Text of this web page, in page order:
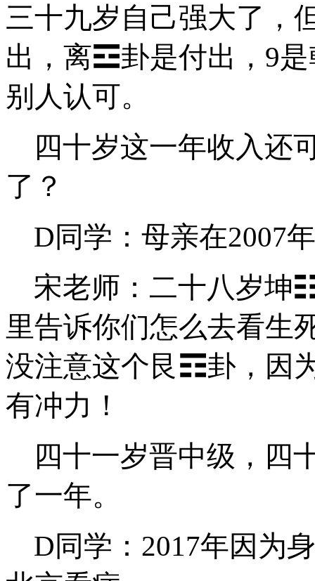
三十九岁自己强大了，
出， 离☲卦是付出， 9
别人认可。
四十岁这一年收入还
了？
D同学：母亲在2007
宋老师：二十八岁坤
里告诉你们怎么去看生
没注意这个艮 ☶卦，因
有冲力！
四十一岁晋中级，四
了一年。
D同学： 2017年因为